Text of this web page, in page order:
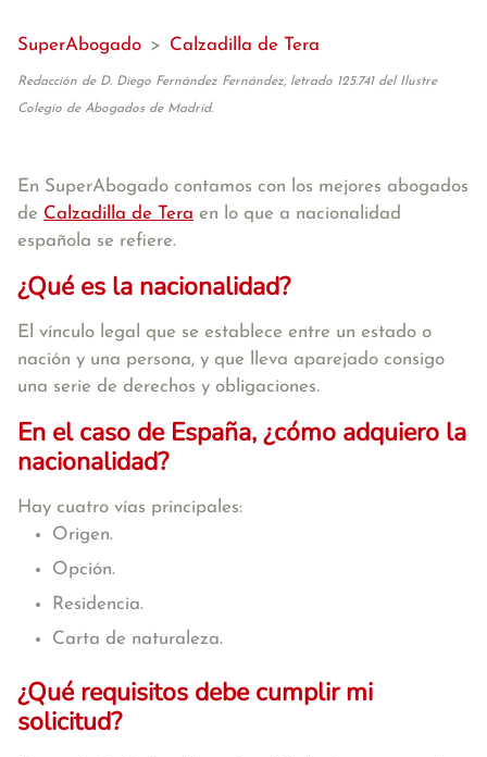
SuperAbogado > Calzadilla de Tera
Redacción de D. Diego Fernández Fernández, letrado 125.741 del Ilustre
Colegio de Abogados de Madrid.
En SuperAbogado contamos con los mejores abogados
de Calzadilla de Tera en lo que a nacionalidad
española se refiere.
¿Qué es la nacionalidad?
El vínculo legal que se establece entre un estado o
nación y una persona, y que lleva aparejado consigo
una serie de derechos y obligaciones.
En el caso de España, ¿cómo adquiero la
nacionalidad?
Hay cuatro vías principales:
Origen.
Opción.
Residencia.
Carta de naturaleza.
¿Qué requisitos debe cumplir mi
solicitud?